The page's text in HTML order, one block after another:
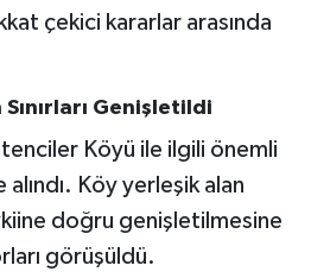
çekici kararlar arasında
Genişletildi
Köyü ile ilgili önemli
Köy yerleşik alan
doğru genişletilmesine
görüşüldü.